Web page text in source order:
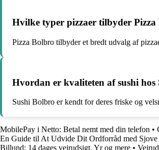
Hvilke typer pizzaer tilbyder Pizza
Pizza Bolbro tilbyder et bredt udvalg af
Hvordan er kvaliteten af sushi hos
Sushi Bolbro er kendt for deres friske og
MobilePay i Netto: Betal nemt med din telefon •
En Guide til At Udvide Dit Ordforråd med
Billund: 14 dages vejrudsigt, Yr og mere •